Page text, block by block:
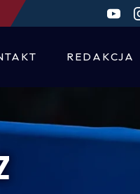
REDAKCJA